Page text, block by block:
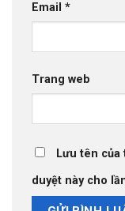
Email *
Trang web
Lưu tên
duyệt này cho